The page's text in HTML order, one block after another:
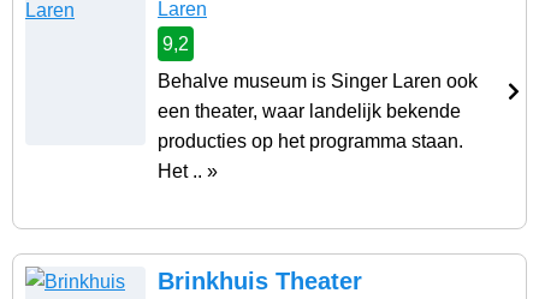
Laren
9,2
Behalve museum is Singer Laren ook
een theater, waar landelijk bekende
producties op het programma staan.
Het .. »
Brinkhuis Theater